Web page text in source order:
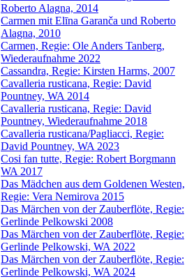
Roberto Alagna, 2014
Carmen mit Elīna Garanča und Roberto
Alagna, 2010
Carmen, Regie: Ole Anders Tanberg,
Wiederaufnahme 2022
Cassandra, Regie: Kirsten Harms, 2007
Cavalleria rusticana, Regie: David
Pountney, WA 2014
Cavalleria rusticana, Regie: David
Pountney, Wiederaufnahme 2018
Cavalleria rusticana/Pagliacci, Regie:
David Pountney, WA 2023
Cosi fan tutte, Regie: Robert Borgmann
WA 2017
Das Mädchen aus dem Goldenen Westen,
Regie: Vera Nemirova 2015
Das Märchen von der Zauberflöte, Regie:
Gerlinde Pelkowski 2008
Das Märchen von der Zauberflöte, Regie:
Gerlinde Pelkowski, WA 2022
Das Märchen von der Zauberflöte, Regie:
Gerlinde Pelkowski, WA 2024